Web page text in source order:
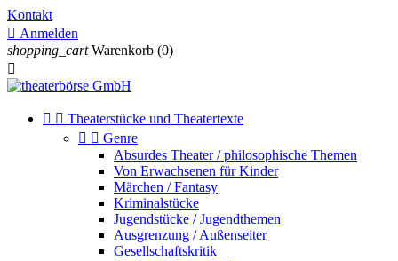
Kontakt
 Anmelden
shopping_cart Warenkorb (0)

  Theaterstücke und Theatertexte
  Genre
Absurdes Theater / philosophische Themen
Von Erwachsenen für Kinder
Märchen / Fantasy
Kriminalstücke
Jugendstücke / Jugendthemen
Ausgrenzung / Außenseiter
Gesellschaftskritik